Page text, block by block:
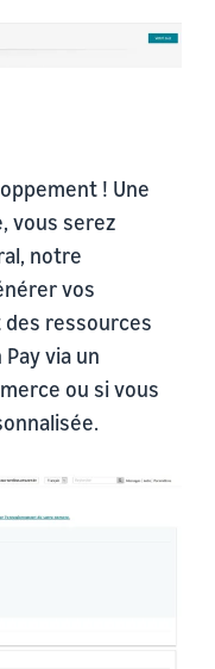
! Une
vous serez
notre
vos
des ressources
via un
ou si vous